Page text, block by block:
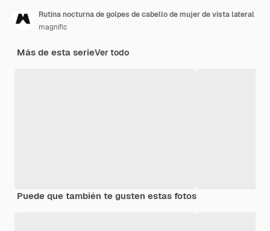
Rutina nocturna de golpes de cabello de mujer de vista lateral
magnific
Más de esta serieVer todo
Puede que también te gusten estas fotos